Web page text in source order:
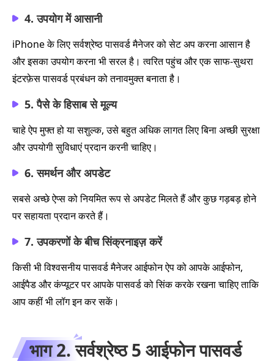
4. उपयोग में आसानी
iPhone के लिए सर्वश्रेष्ठ पासवर्ड मैनेजर को सेट अप करना आसान है
और इसका उपयोग करना भी सरल है। त्वरित पहुंच और एक साफ-सुथरा
इंटरफ़ेस पासवर्ड प्रबंधन को तनावमुक्त बनाता है।
5. पैसे के हिसाब से मूल्य
चाहे ऐप मुफ्त हो या सशुल्क, उसे बहुत अधिक लागत लिए बिना अच्छी सुरक्षा
और उपयोगी सुविधाएं प्रदान करनी चाहिए।
6. समर्थन और अपडेट
सबसे अच्छे ऐप्स को नियमित रूप से अपडेट मिलते हैं और कुछ गड़बड़ होने
पर सहायता प्रदान करते हैं।
7. उपकरणों के बीच सिंक्रनाइज़ करें
किसी भी विश्वसनीय पासवर्ड मैनेजर आईफोन ऐप को आपके आईफोन,
आईपैड और कंप्यूटर पर आपके पासवर्ड को सिंक करके रखना चाहिए ताकि
आप कहीं भी लॉग इन कर सकें।
भाग 2. सर्वश्रेष्ठ 5 आईफोन पासवर्ड